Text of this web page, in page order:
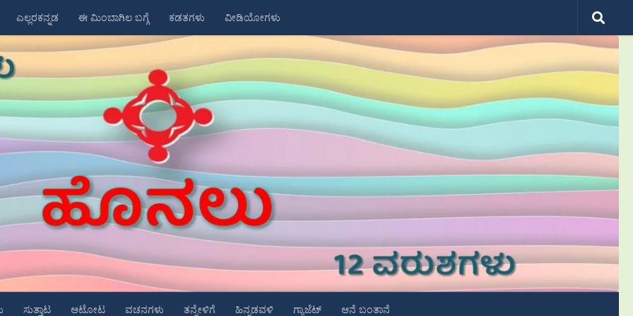
ಎಲ್ಲರಕನ್ನಡ ಈ ಮಿಂಬಾಗಿಲ ಬಗ್ಗೆ ಕಡತಗಳು ವೀಡಿಯೋಗಳು
ಸುತ್ತಾಟ ಆಟೋಟ ವಚನಗಳು ತನ್ನೇಳಿಗೆ ಹಿನ್ನಡವಳಿ ಗ್ಯಾಜೆಟ್ ಆನೆ ಬಂತಾನೆ